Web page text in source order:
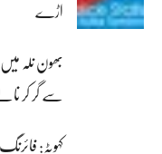
اڑے
بھون نلہ
سے گر کر
کہوٹہ: